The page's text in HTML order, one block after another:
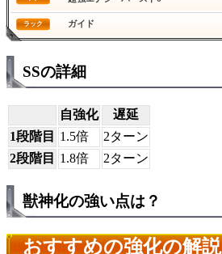
ラック ガイド
SSの詳細
自強化
遅延
1段階目
1.5倍
2ターン
2段階目
1.8倍 2ターン
獣神化の強い点は？
おすすめの強化の解説